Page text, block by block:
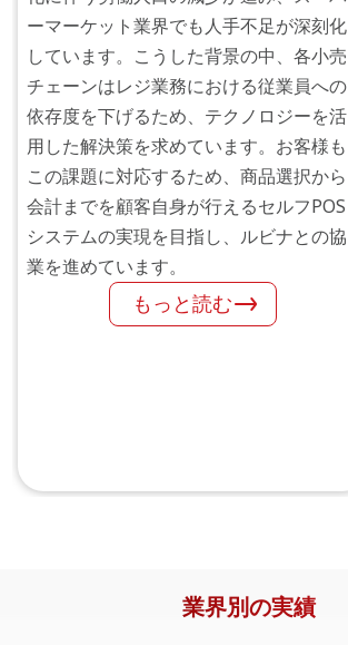
ーマーケット業界でも人手不足が深刻化
しています。こうした背景の中、各小売
チェーンはレジ業務における従業員への
依存度を下げるため、テクノロジーを活
用した解決策を求めています。お客様も
この課題に対応するため、商品選択から
会計までを顧客自身が行えるセルフPOS
システムの実現を目指し、ルビナとの協
業を進めています。
もっと読む
業界別の実績